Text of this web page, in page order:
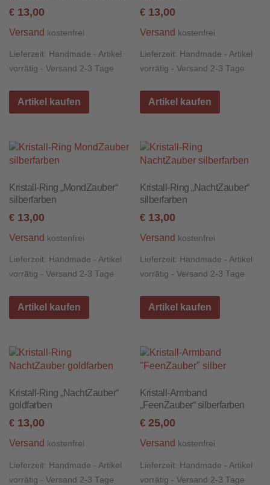
€ 13,00
Versand kostenfrei
Lieferzeit: Handmade - Artikel
vorrätig - Versand 2-3 Tage
Artikel kaufen
€ 13,00
Versand kostenfrei
Lieferzeit: Handmade - Artikel
vorrätig - Versand 2-3 Tage
Artikel kaufen
Kristall-Ring „MondZauber“
silberfarben
€ 13,00
Versand kostenfrei
Lieferzeit: Handmade - Artikel
vorrätig - Versand 2-3 Tage
Artikel kaufen
Kristall-Ring „NachtZauber“
silberfarben
€ 13,00
Versand kostenfrei
Lieferzeit: Handmade - Artikel
vorrätig - Versand 2-3 Tage
Artikel kaufen
Kristall-Ring „NachtZauber“
goldfarben
€ 13,00
Versand kostenfrei
Lieferzeit: Handmade - Artikel
vorrätig - Versand 2-3 Tage
Kristall-Armband
„FeenZauber“ silberfarben
€ 25,00
Versand kostenfrei
Lieferzeit: Handmade - Artikel
vorrätig - Versand 2-3 Tage